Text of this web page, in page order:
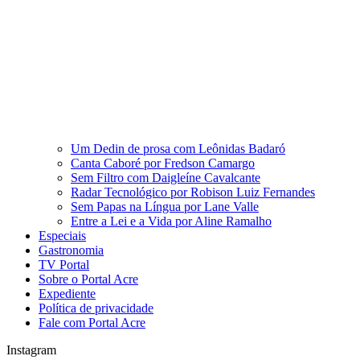
Um Dedin de prosa com Leônidas Badaró
Canta Caboré por Fredson Camargo
Sem Filtro com Daigleíne Cavalcante
Radar Tecnológico por Robison Luiz Fernandes
Sem Papas na Língua por Lane Valle
Entre a Lei e a Vida por Aline Ramalho
Especiais
Gastronomia
TV Portal
Sobre o Portal Acre
Expediente
Política de privacidade
Fale com Portal Acre
Instagram